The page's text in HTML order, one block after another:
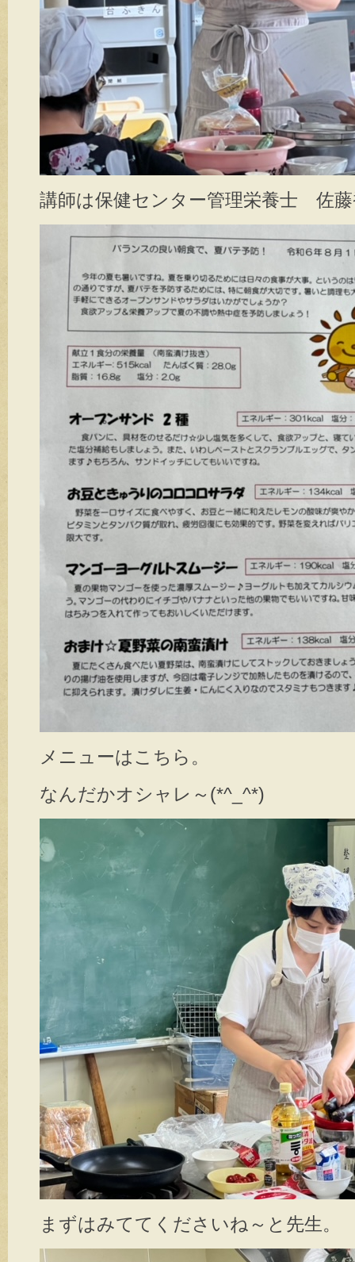
講師は保健センター管理栄養士 佐
メニューはこちら。
なんだかオシャレ～(*^_^*)
まずはみててくださいね～と先生。